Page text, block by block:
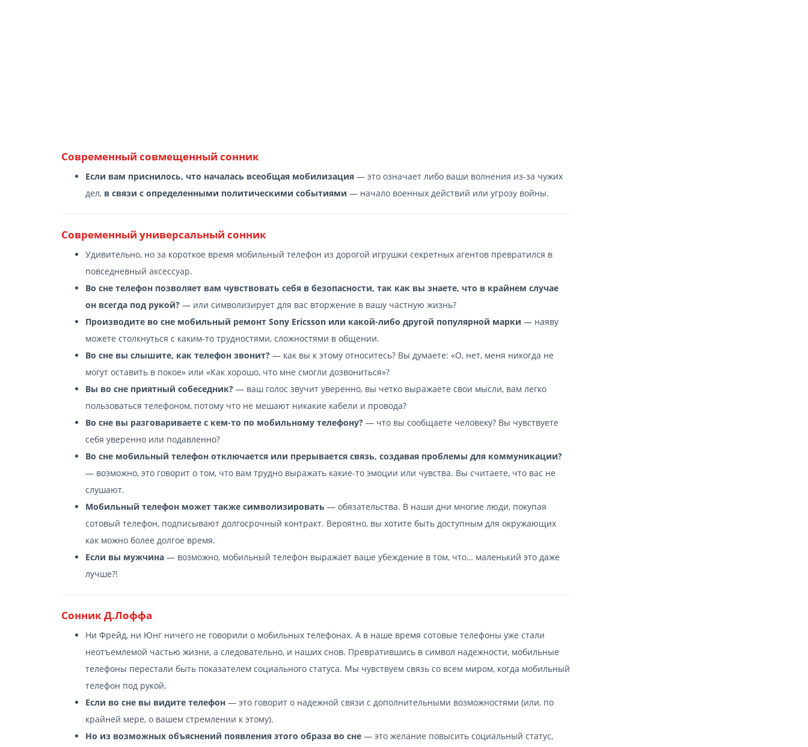
Современный cовмещенный сонник
Если вам приснилось, что началась всеобщая мобилизация — это означает либо ваши волнения из-за чужих
дел, в связи с определенными политическими событиями — начало военных действий или угрозу войны.
Современный универсальный сонник
Удивительно, но за короткое время мобильный телефон из дорогой игрушки секретных агентов превратился в
повседневный аксессуар.
Во сне телефон позволяет вам чувствовать себя в безопасности, так как вы знаете, что в крайнем случае
он всегда под рукой? — или символизирует для вас вторжение в вашу частную жизнь?
Производите во сне мобильный ремонт Sony Ericsson или какой-либо другой популярной марки — наяву
можете столкнуться с каким-то трудностями, сложностями в общении.
Во сне вы слышите, как телефон звонит? — как вы к этому относитесь? Вы думаете: «О, нет, меня никогда не
могут оставить в покое» или «Как хорошо, что мне смогли дозвониться»?
Вы во сне приятный собеседник? — ваш голос звучит уверенно, вы четко выражаете свои мысли, вам легко
пользоваться телефоном, потому что не мешают никакие кабели и провода?
Во сне вы разговариваете с кем-то по мобильному телефону? — что вы сообщаете человеку? Вы чувствуете
себя уверенно или подавленно?
Во сне мобильный телефон отключается или прерывается связь, создавая проблемы для коммуникации?
— возможно, это говорит о том, что вам трудно выражать какие-то эмоции или чувства. Вы считаете, что вас не
слушают.
Мобильный телефон может также символизировать — обязательства. В наши дни многие люди, покупая
сотовый телефон, подписывают долгосрочный контракт. Вероятно, вы хотите быть доступным для окружающих
как можно более долгое время.
Если вы мужчина — возможно, мобильный телефон выражает ваше убеждение в том, что… маленький это даже
лучше?!
Сонник Д.Лоффа
Ни Фрейд, ни Юнг ничего не говорили о мобильных телефонах. А в наше время сотовые телефоны уже стали
неотъемлемой частью жизни, а следовательно, и наших снов. Превратившись в символ надежности, мобильные
телефоны перестали быть показателем социального статуса. Мы чувствуем связь со всем миром, когда мобильный
телефон под рукой.
Если во сне вы видите телефон — это говорит о надежной связи с дополнительными возможностями (или, по
крайней мере, о вашем стремлении к этому).
Но из возможных объяснений появления этого образа во сне — это желание повысить социальный статус,